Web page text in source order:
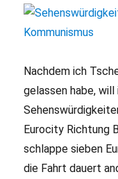
Nachdem ich
gelassen habe,
Eurocity Richtung
schlappe sieben
die Fahrt dauert